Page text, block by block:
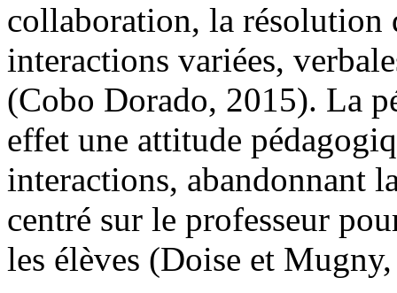
collaboration, la résolution
interactions variées,
(Cobo Dorado, 2015). La
effet une attitude
interactions, abandonnant
centré sur le professeur
les élèves (Doise et